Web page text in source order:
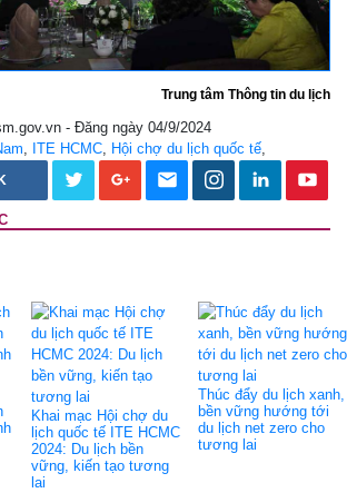
Trung tâm Thông tin du lịch
- Đăng ngày 04/9/2024
, ITE HCMC, Hội chợ du lịch quốc tế,
Khai mạc Hội chợ du
lịch quốc tế ITE HCMC
2024: Du lịch bền
vững, kiến tạo tương
lai
Thúc đẩy du lịch xanh,
bền vững hướng tới
du lịch net zero cho
tương lai